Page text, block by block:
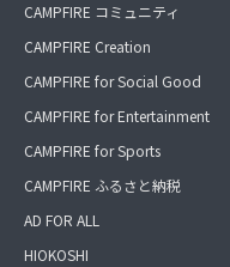
自由記述形式
CAMPFIRE コミュニティ
CAMPFIRE Creation
CAMPFIRE for Social Good
CAMPFIRE for Entertainment
CAMPFIRE for Sports
CAMPFIRE ふるさと納税
AD FOR ALL
HIOKOSHI